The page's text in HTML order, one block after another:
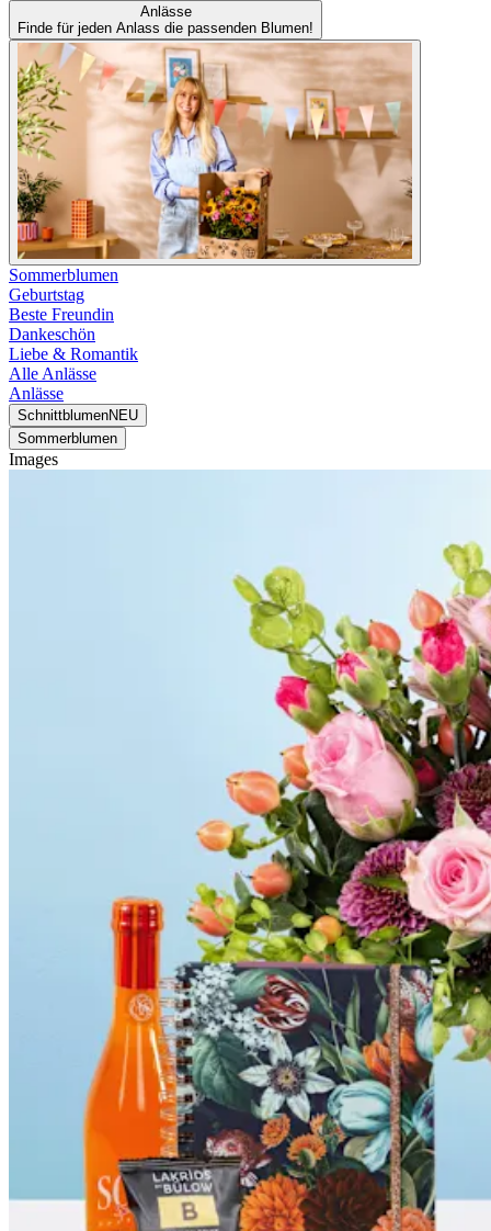
Anlässe
Finde für jeden Anlass die passenden Blumen!
Sommerblumen
Geburtstag
Beste Freundin
Dankeschön
Liebe & Romantik
Alle Anlässe
Anlässe
SchnittblumenNEU
Sommerblumen
Images